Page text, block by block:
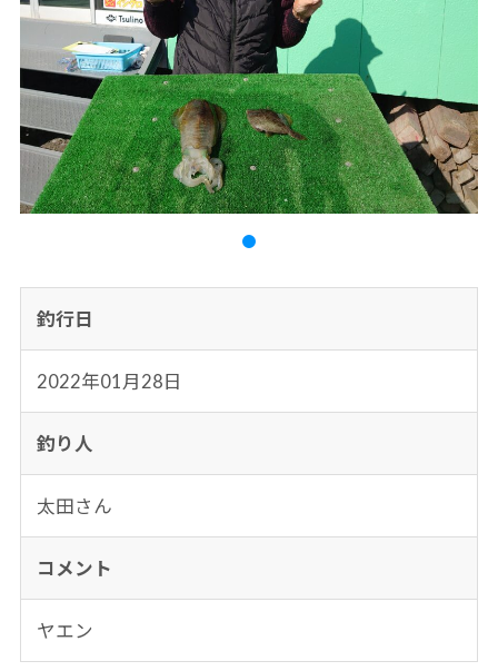
釣行日
2022年01月28日
釣り人
太田さん
コメント
ヤエン